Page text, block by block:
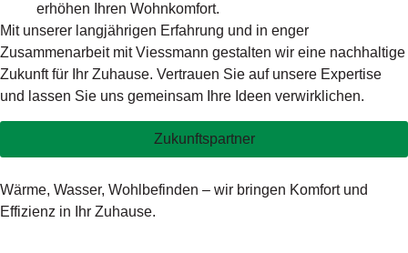
erhöhen Ihren Wohnkomfort.
Mit unserer langjährigen Erfahrung und in enger
Zusammenarbeit mit Viessmann gestalten wir eine nachhaltige
Zukunft für Ihr Zuhause. Vertrauen Sie auf unsere Expertise
und lassen Sie uns gemeinsam Ihre Ideen verwirklichen.
Zukunftspartner
Wärme, Wasser, Wohlbefinden – wir bringen Komfort und
Effizienz in Ihr Zuhause.